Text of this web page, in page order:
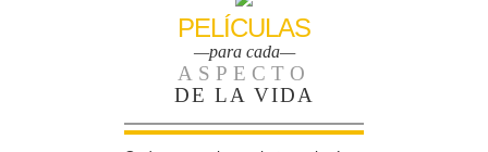
PELÍCULAS
—para cada—
ASPECTO
DE LA VIDA